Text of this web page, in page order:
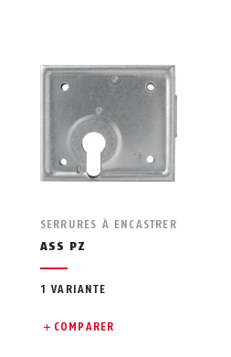
SERRURES À ENCASTRER
ASS PZ
1 VARIANTE
COMPARER